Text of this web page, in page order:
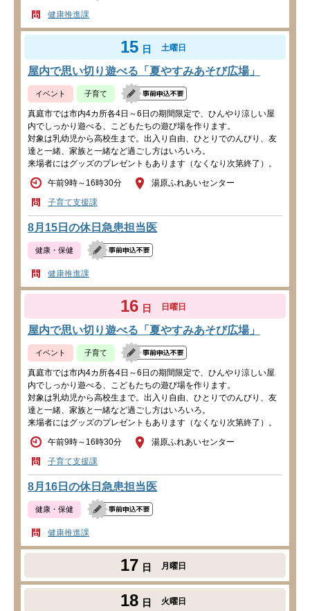
健康推進課
15 日 土曜日
屋内で思い切り遊べる「夏やすみあそび広場」
イベント 子育て
真庭市では市内4カ所各4日～6日の期間限定で、ひんやり涼しい屋
内でしっかり遊べる、こどもたちの遊び場を作ります。
対象は乳幼児から高校生まで。出入り自由、ひとりでのんびり、友
達と一緒、家族と一緒など過ごし方はいろいろ。
来場者にはグッズのプレゼントもあります（なくなり次第終了）。
午前9時～16時30分
湯原ふれあいセンター
子育て支援課
8月15日の休日急患担当医
健康・保健
健康推進課
16 日 日曜日
屋内で思い切り遊べる「夏やすみあそび広場」
イベント 子育て
真庭市では市内4カ所各4日～6日の期間限定で、ひんやり涼しい屋
内でしっかり遊べる、こどもたちの遊び場を作ります。
対象は乳幼児から高校生まで。出入り自由、ひとりでのんびり、友
達と一緒、家族と一緒など過ごし方はいろいろ。
来場者にはグッズのプレゼントもあります（なくなり次第終了）。
午前9時～16時30分
湯原ふれあいセンター
子育て支援課
8月16日の休日急患担当医
健康・保健
健康推進課
17 日 月曜日
18 日 火曜日